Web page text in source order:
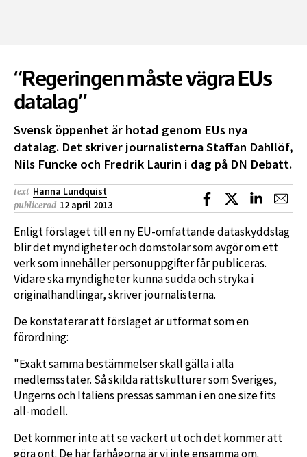
“Regeringen måste vägra EUs
datalag”
Svensk öppenhet är hotad genom EUs nya
datalag. Det skriver journalisterna Staffan Dahllöf,
Nils Funcke och Fredrik Laurin i dag på DN Debatt.
text Hanna Lundquist
publicerad 12 april 2013
Dela på Facebook
Dela på XDela på
Enligt förslaget till en ny EU-omfattande dataskyddslag
blir det myndigheter och domstolar som avgör om ett
verk som innehåller personuppgifter får publiceras.
Vidare ska myndigheter kunna sudda och stryka i
originalhandlingar, skriver journalisterna.
De konstaterar att förslaget är utformat som en
förordning:
"Exakt samma bestämmelser skall gälla i alla
medlemsstater. Så skilda rättskulturer som Sveriges,
Ungerns och Italiens pressas samman i en one size fits
all-modell.
Det kommer inte att se vackert ut och det kommer att
göra ont. De här farhågorna är vi inte ensamma om.